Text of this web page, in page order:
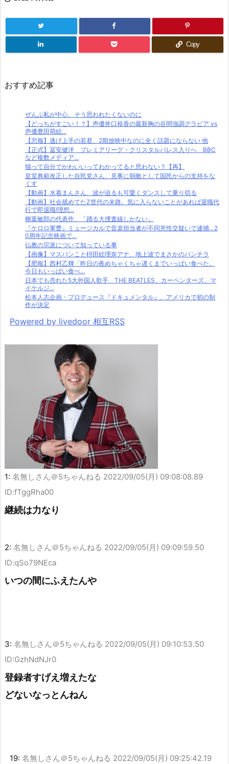
Copy
おすすめ記事
ぜんぶ私が中心、そう思われたくないのに
【どっちがすごい！？】声優井口裕香の最新胸の谷間強調グラビア vs
声優豊田萌絵...
【悲報】逃げ上手の若君、2期放映中なのに全く話題にならない 他
【正式】冨安健洋 プレミアリーグ・クリスタルパレス入りへ BBC
など複数メディア...
猫って自分でかわいいってわかってると思わない？【再】
皇室典範改正した自民党さん、見事に朝敵として国民からの支持をな
くす
【動画】水着まんさん、波が迫るも可愛くダンスして乗り切る
【動画】社会舐めてたZ世代の末路。気に入らないことがあれば退職代
行で即退職!理想...
柳葉敏郎の代表作、「踊る大捜査線しかない」
『ケロロ軍曹』ミュージカルで音楽担当者が不同意性交疑いで逮捕…2
0周年記念映画で...
仏教の宗派について知っている事
【画像】マスパンこと枡田絵理奈アナ、地上波でまさかのパンチラ
【肥報】西村乙輝「昨日の夜めちゃくちゃ遅くまでいっぱい食べた。
今日もいっぱい食べ...
日本でも売れた5大外国人歌手 THE BEATLES、カーペンターズ、マ
イケルジ...
松本人志企画・プロデュース『ドキュメンタル』、アメリカで初の制
作が決定
Powered by livedoor 相互RSS
1: 名無しさん＠5ちゃんねる 2022/09/05(月) 09:08:08.89
ID:fTggRha00
継続は力なり
2: 名無しさん＠5ちゃんねる 2022/09/05(月) 09:09:59.50
ID:qSo79NEca
いつの間にふえたんや
3: 名無しさん＠5ちゃんねる 2022/09/05(月) 09:10:53.50
ID:GzhNdNJr0
登録者すげえ増えたな
どないなっとんねん
19: 名無しさん＠5ちゃんねる 2022/09/05(月) 09:25:42.19